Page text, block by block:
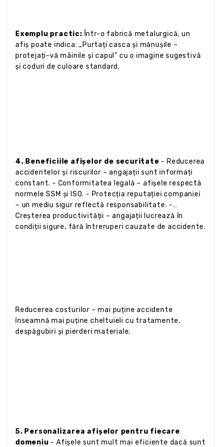
Exemplu practic: Într-o fabrică metalurgică, un
afiș poate indica: „Purtați casca și mănușile –
protejați-vă mâinile și capul” cu o imagine sugestivă
și coduri de culoare standard.
4. Beneficiile afișelor de securitate - Reducerea
accidentelor și riscurilor – angajații sunt informați
constant. - Conformitatea legală – afișele respectă
normele SSM și ISO. - Protecția reputației companiei
– un mediu sigur reflectă responsabilitate. -
Creșterea productivității – angajații lucrează în
condiții sigure, fără întreruperi cauzate de accidente.
Reducerea costurilor – mai puține accidente
înseamnă mai puține cheltuieli cu tratamente,
despăgubiri și pierderi materiale.
5. Personalizarea afișelor pentru fiecare
domeniu - Afișele sunt mult mai eficiente dacă sunt